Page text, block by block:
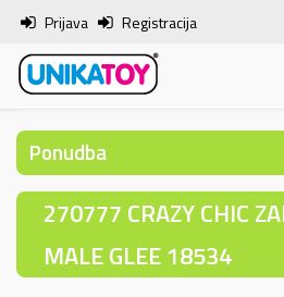
Prijava Registracija
Ponudba
270777 CRAZY CHIC
MALE GLEE 18534